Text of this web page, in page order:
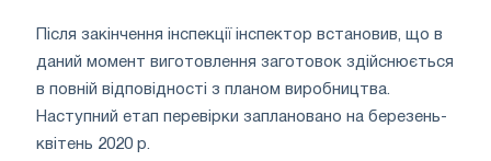
Після закінчення інспекції інспектор встановив, що в
даний момент виготовлення заготовок здійснюється
в повній відповідності з планом виробництва.
Наступний етап перевірки заплановано на березень-
квітень 2020 р.